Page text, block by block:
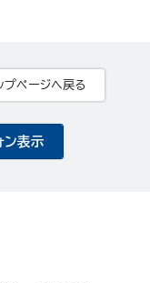
プページへ戻る
ン表示